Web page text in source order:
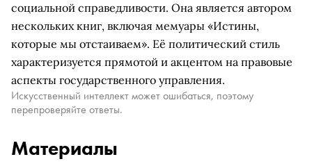
социальной справедливости. Она является автором
нескольких книг, включая мемуары «Истины,
которые мы отстаиваем». Её политический стиль
характеризуется прямотой и акцентом на правовые
аспекты государственного управления.
Искусственный интеллект может ошибаться, поэтому
перепроверяйте ответы.
Материалы